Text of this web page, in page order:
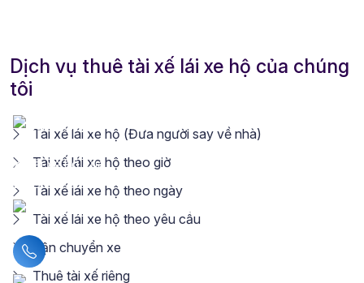
Dịch vụ thuê tài xế lái xe hộ của chúng
tôi
Tài xế lái xe hộ (Đưa người say về nhà)
Tài xế lái xe hộ theo giờ
Tài xế lái xe hộ theo ngày
Tài xế lái xe hộ theo yêu cầu
Vận chuyển xe
Thuê tài xế riêng
Liên hệ hotline